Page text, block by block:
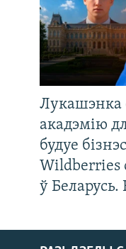
Лукашэнка
акадэмію
будуе
Wildberries
ў